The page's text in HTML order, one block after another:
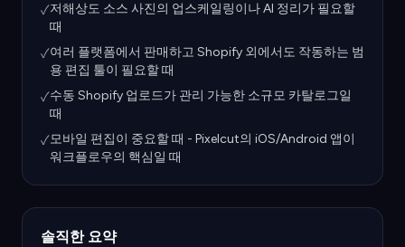
✓저해상도 소스 사진의 업스케일링이나 AI 정리가 필요할
때
✓여러 플랫폼에서 판매하고 Shopify 외에서도 작동하는 범
용 편집 툴이 필요할 때
✓수동 Shopify 업로드가 관리 가능한 소규모 카탈로그일
때
✓모바일 편집이 중요할 때 - Pixelcut의 iOS/Android 앱이
워크플로우의 핵심일 때
솔직한 요약